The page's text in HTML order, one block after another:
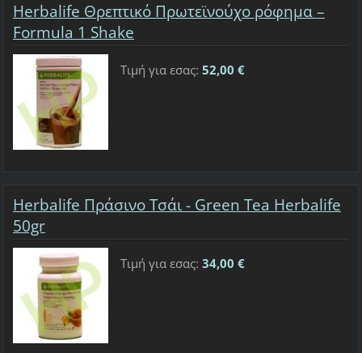
Herbalife Θρεπτικό Πρωτεϊνούχο ρόφημα –
Formula 1 Shake
Τιμή για εσας: 52,00 €
Herbalife Πράσινο Τσάι - Green Tea Herbalife
50gr
Τιμή για εσας: 34,00 €